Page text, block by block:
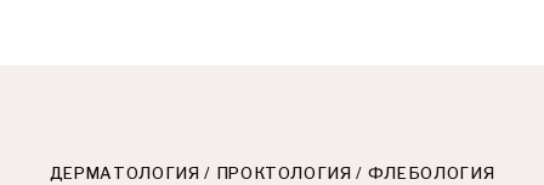
ДЕРМАТОЛОГИЯ / ПРОКТОЛОГИЯ / ФЛЕБОЛОГИЯ